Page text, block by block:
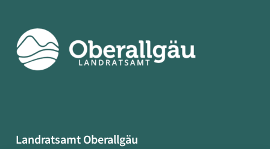
Landratsamt Oberallgäu